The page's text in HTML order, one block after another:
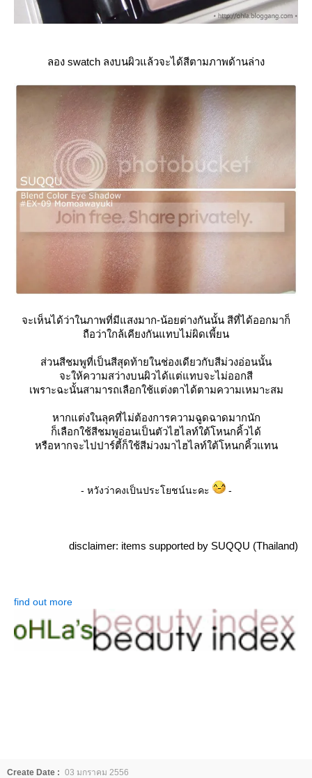
ลอง swatch ลงบนผิวแล้วจะได้สีตามภาพด้านล่าง
จะเห็นได้ว่าในภาพที่มีแสงมาก-น้อยต่างกันนั้น สีที่ได้ออกมาก็
ถือว่าใกล้เคียงกันแทบไม่ผิดเพี้ยน
ส่วนสีชมพูที่เป็นสีสุดท้ายในช่องเดียวกับสีม่วงอ่อนนั้น
จะให้ความสว่างบนผิวได้แต่แทบจะไม่ออกสี
เพราะฉะนั้นสามารถเลือกใช้แต่งตาได้ตามความเหมาะสม
หากแต่งในลุคที่ไม่ต้องการความฉูดฉาดมากนัก
ก็เลือกใช้สีชมพูอ่อนเป็นตัวไฮไลท์ใต้โหนกคิ้วได้
หรือหากจะไปปาร์ตี้ก็ใช้สีม่วงมาไฮไลท์ใต้โหนกคิ้วแทน
- หวังว่าคงเป็นประโยชน์นะคะ -
disclaimer: items supported by SUQQU (Thailand)
find out more
Create Date : 03 มกราคม 2556